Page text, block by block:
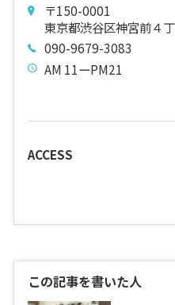
〒150-0001
東京都渋谷区神宮前４
090-9679-3083
AM 11ーPM21
ACCESS
この記事を書いた人